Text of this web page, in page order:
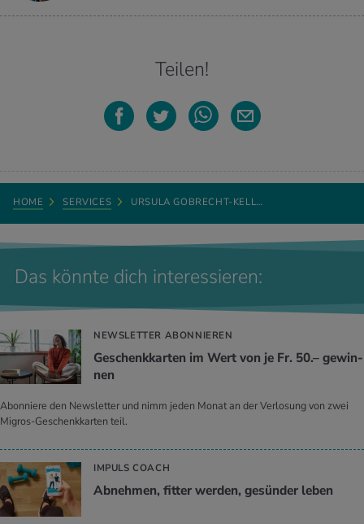
Teilen!
HOME SERVICES URSULA GOBRECHT-KELL…
Das könnte dich interessieren:
NEWSLETTER ABONNIEREN
Ge­schenk­kar­ten im Wert von je Fr. 50.– ge­win­
nen
Abonniere den Newsletter und nimm jeden Monat an der Verlosung von zwei
Migros-Geschenkkarten teil.
IMPULS COACH
Ab­neh­men, fit­ter wer­den, ge­sün­der leben